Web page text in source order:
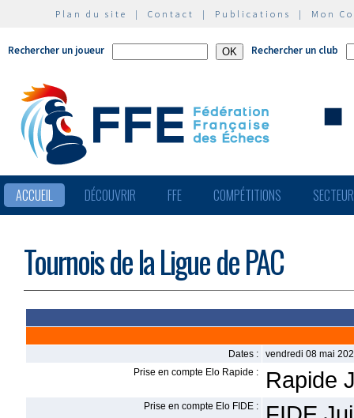
Plan du site | Contact | Publications | Mon
Rechercher un joueur Rechercher un club
ACCUEIL DÉCOUVRIR FFE COMPÉTITIONS
Tournois de la Ligue de PAC
Dates :
vendredi 08 mai
Prise en compte Elo Rapide :
Rapide
Prise en compte Elo FIDE :